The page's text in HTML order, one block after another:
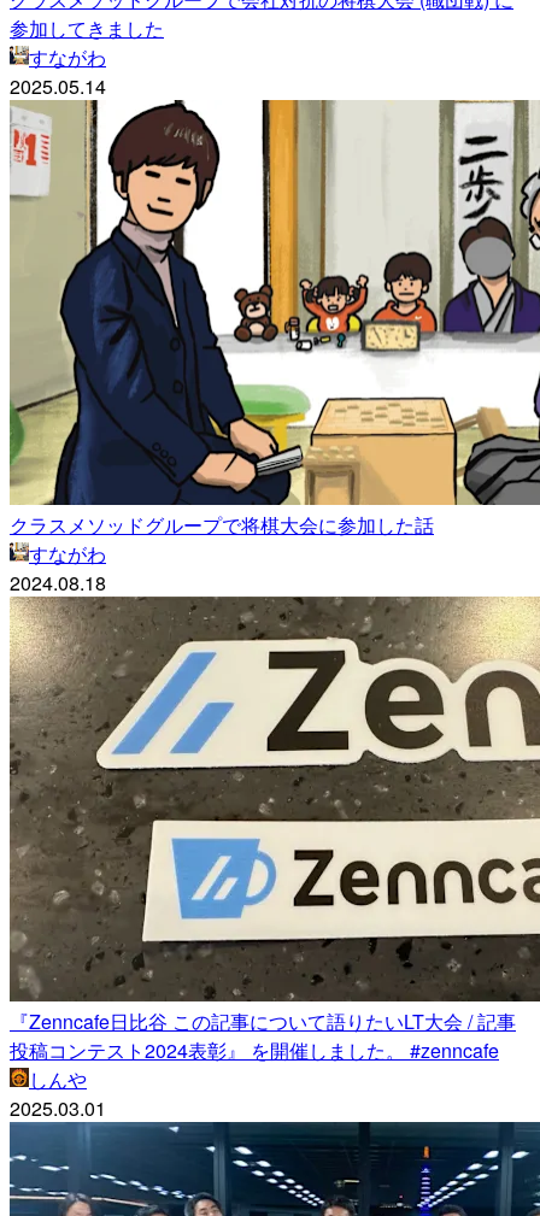
参加してきました
すながわ
2025.05.14
クラスメソッドグループで将棋大会に参加した話
すながわ
2024.08.18
『Zenncafe日比谷 この記事について語りたいLT大会 / 記事
投稿コンテスト2024表彰』 を開催しました。 #zenncafe
しんや
2025.03.01